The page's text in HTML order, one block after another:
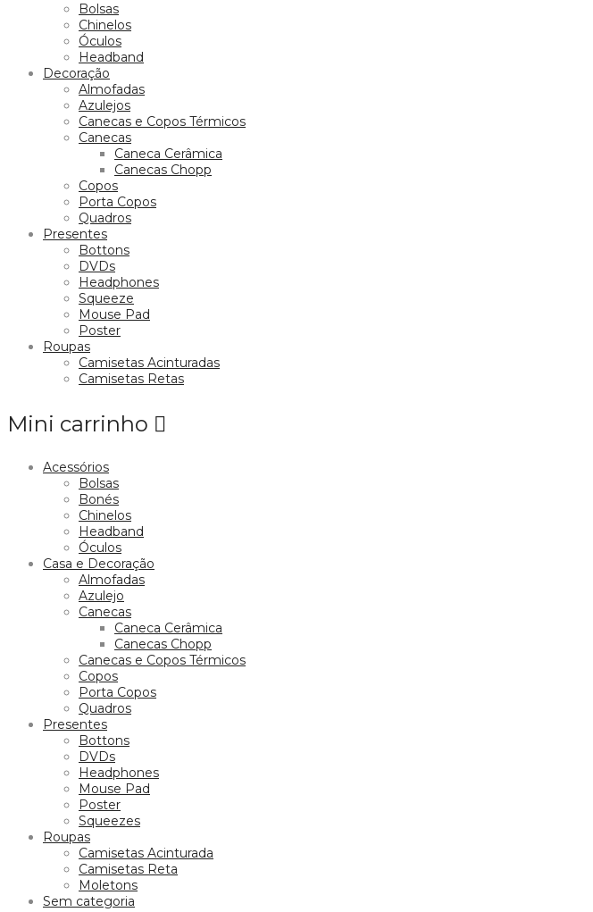
Bolsas
Chinelos
Óculos
Headband
Decoração
Almofadas
Azulejos
Canecas e Copos Térmicos
Canecas
Caneca Cerâmica
Canecas Chopp
Copos
Porta Copos
Quadros
Presentes
Bottons
DVDs
Headphones
Squeeze
Mouse Pad
Poster
Roupas
Camisetas Acinturadas
Camisetas Retas
Mini carrinho
Acessórios
Bolsas
Bonés
Chinelos
Headband
Óculos
Casa e Decoração
Almofadas
Azulejo
Canecas
Caneca Cerâmica
Canecas Chopp
Canecas e Copos Térmicos
Copos
Porta Copos
Quadros
Presentes
Bottons
DVDs
Headphones
Mouse Pad
Poster
Squeezes
Roupas
Camisetas Acinturada
Camisetas Reta
Moletons
Sem categoria